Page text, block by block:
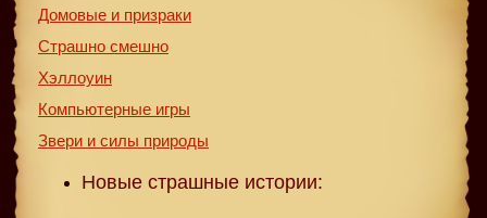
Домовые и призраки
Страшно смешно
Хэллоуин
Компьютерные игры
Звери и силы природы
Новые страшные истории: